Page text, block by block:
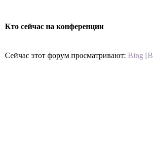
Кто сейчас на конференции
Сейчас этот форум просматривают: Bing